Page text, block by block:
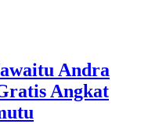
Andra
Angkat